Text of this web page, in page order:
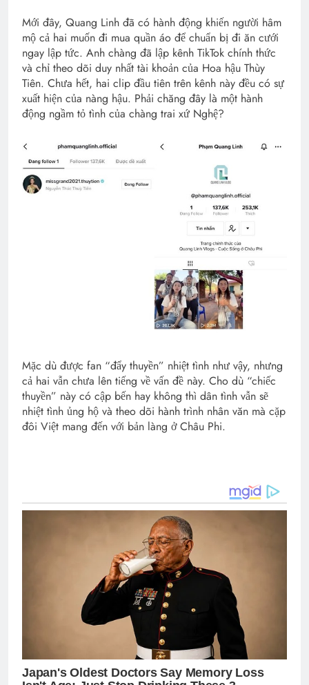
Mới đây, Quang Linh đã có hành động khiến người hâm
mộ cả hai muốn đi mua quần áo để chuẩn bị đi ăn cưới
ngay lập tức. Anh chàng đã lập kênh TikTok chính thức
và chỉ theo dõi duy nhất tài khoản của Hoa hậu Thùy
Tiên. Chưa hết, hai clip đầu tiên trên kênh này đều có sự
xuất hiện của nàng hậu. Phải chăng đây là một hành
động ngầm tỏ tình của chàng trai xứ Nghệ?
Mặc dù được fan “đẩy thuyền” nhiệt tình như vậy, nhưng
cả hai vẫn chưa lên tiếng về vấn đề này. Cho dù “chiếc
thuyền” này có cập bến hay không thì dân tình vẫn sẽ
nhiệt tình ủng hộ và theo dõi hành trình nhân văn mà cặp
đôi Việt mang đến với bản làng ở Châu Phi.